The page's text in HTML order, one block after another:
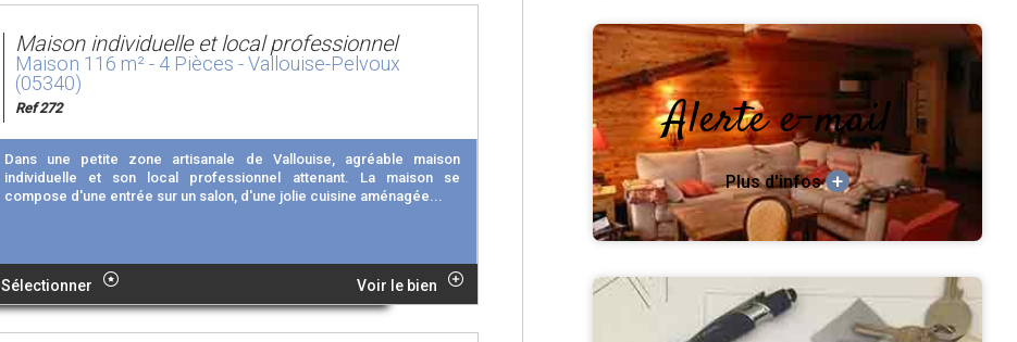
Maison individuelle et local professionnel
Maison 116 m² - 4 Pièces - Vallouise-Pelvoux
(05340)
Ref 272
Dans une petite zone artisanale de Vallouise, agréable maison
individuelle et son local professionnel attenant. La maison se
compose d'une entrée sur un salon, d'une jolie cuisine aménagée...
Sélectionner Voir le bien
Alerte e-mail
Plus d'infos +